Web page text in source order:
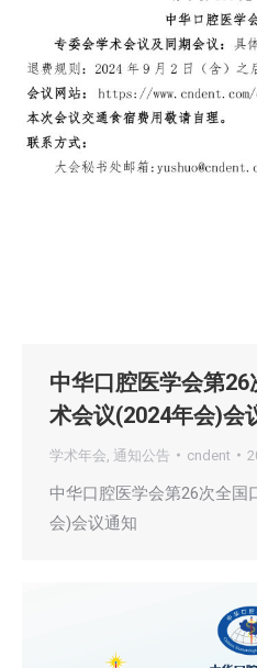
中华口腔医学会第
术会议(2024年会)会
学术年会 通知公告 cndent
中华口腔医学会第26次全国
会)会议通知